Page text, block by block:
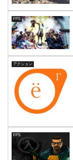
FPS
アクション
FPS